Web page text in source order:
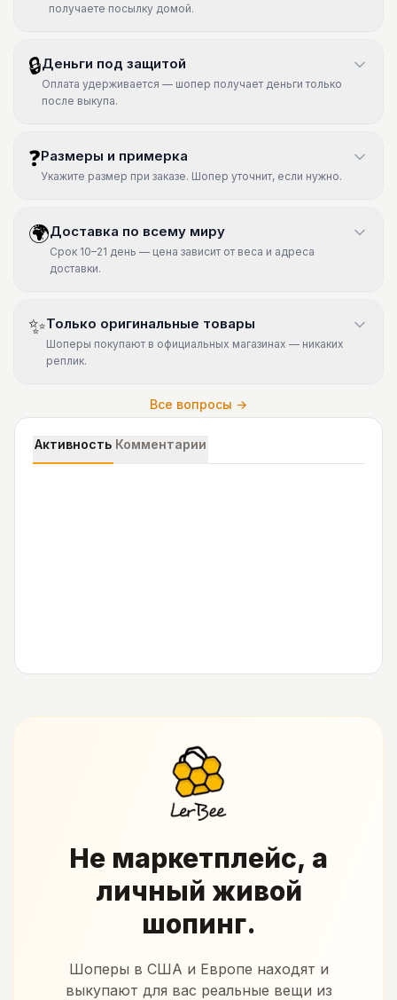
получаете посылку домой.
🔒Деньги под защитой
Оплата удерживается — шопер получает деньги только
после выкупа.
❓Размеры и примерка
Укажите размер при заказе. Шопер уточнит, если нужно.
🌍Доставка по всему миру
Срок 10–21 день — цена зависит от веса и адреса
доставки.
✨Только оригинальные товары
Шоперы покупают в официальных магазинах — никаких
реплик.
Все вопросы →
Активность Комментарии
Не маркетплейс, а
личный живой
шопинг.
Шоперы в США и Европе находят и
выкупают для вас реальные вещи из